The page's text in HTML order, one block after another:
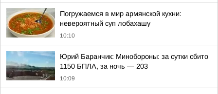
Погружаемся в мир армянской кухни:
невероятный суп лобахашу
10:10
Юрий Баранчик: Минобороны: за сутки сбито
1150 БПЛА, за ночь — 203
10:09